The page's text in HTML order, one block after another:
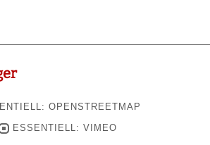
OPENSTREETMAP
ESSENTIELL: VIMEO